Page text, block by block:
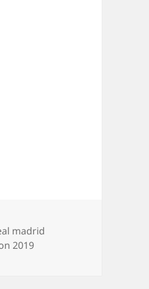
madrid
2019